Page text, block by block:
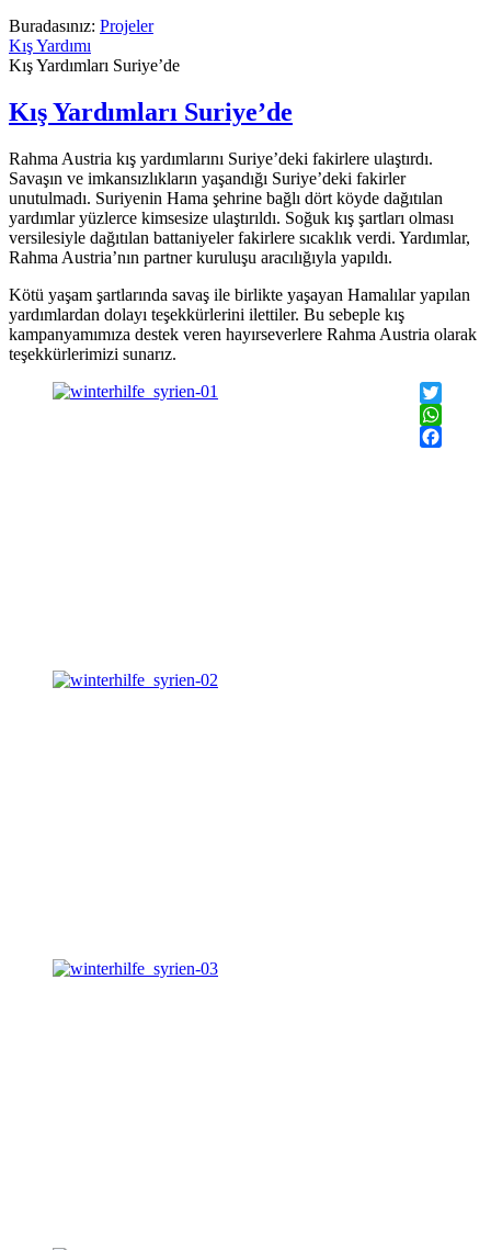
Buradasınız: Projeler
Kış Yardımı
Kış Yardımları Suriye’de
Kış Yardımları Suriye’de
Rahma Austria kış yardımlarını Suriye’deki fakirlere ulaştırdı.
Savaşın ve imkansızlıkların yaşandığı Suriye’deki fakirler
unutulmadı. Suriyenin Hama şehrine bağlı dört köyde dağıtılan
yardımlar yüzlerce kimsesize ulaştırıldı. Soğuk kış şartları olması
versilesiyle dağıtılan battaniyeler fakirlere sıcaklık verdi. Yardımlar,
Rahma Austria’nın partner kuruluşu aracılığıyla yapıldı.
Kötü yaşam şartlarında savaş ile birlikte yaşayan Hamalılar yapılan
yardımlardan dolayı teşekkürlerini ilettiler. Bu sebeple kış
kampanyamımıza destek veren hayırseverlere Rahma Austria olarak
teşekkürlerimizi sunarız.
Twitter